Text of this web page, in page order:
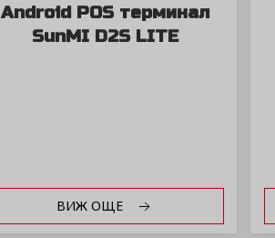
Android POS терминал
SunMI D2S LITE
ВИЖ ОЩЕ